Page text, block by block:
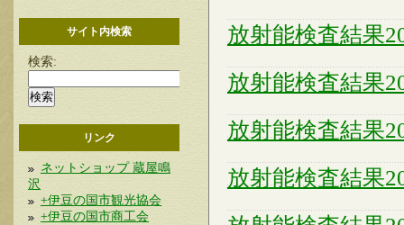
サイト内検索
検索:
リンク
ネットショップ 蔵屋鳴
沢
+伊豆の国市観光協会
+伊豆の国市商工会
放射能検査結果
放射能検査結果
放射能検査結果
放射能検査結果